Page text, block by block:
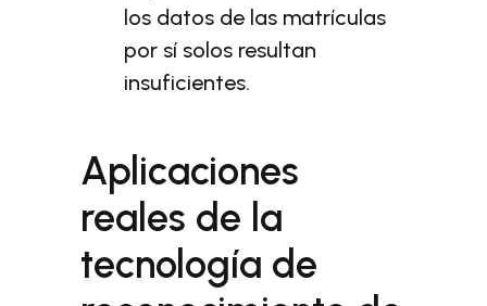
los datos de las matrículas
por sí solos resultan
insuficientes.
Aplicaciones
reales de la
tecnología de